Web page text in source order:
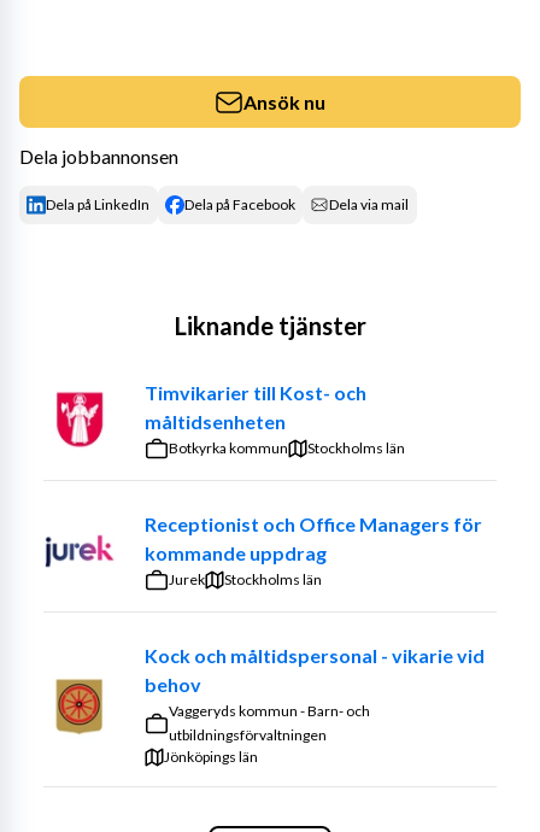
Ansök nu
Dela jobbannonsen
Dela på LinkedIn Dela på Facebook Dela via mail
Liknande tjänster
Timvikarier till Kost- och
måltidsenheten
Botkyrka kommun Stockholms län
Receptionist och Office Managers för
kommande uppdrag
Jurek Stockholms län
Kock och måltidspersonal - vikarie vid
behov
Vaggeryds kommun - Barn- och
utbildningsförvaltningen
Jönköpings län